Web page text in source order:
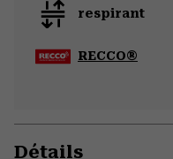
respirant
RECCO®
Détails